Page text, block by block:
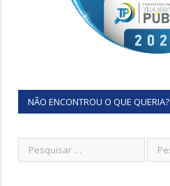
NÃO ENCONTROU O QUE QUERIA?